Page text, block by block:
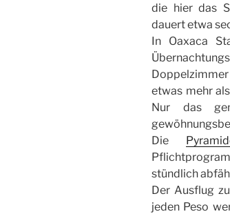
die hier das
dauert etwa
In Oaxaca
etwas mehr
Nur das
Die
stündlich
Der Ausflug
jeden Peso